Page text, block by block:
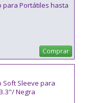
para Portátiles hasta
Comprar
Soft Sleeve para
Negra